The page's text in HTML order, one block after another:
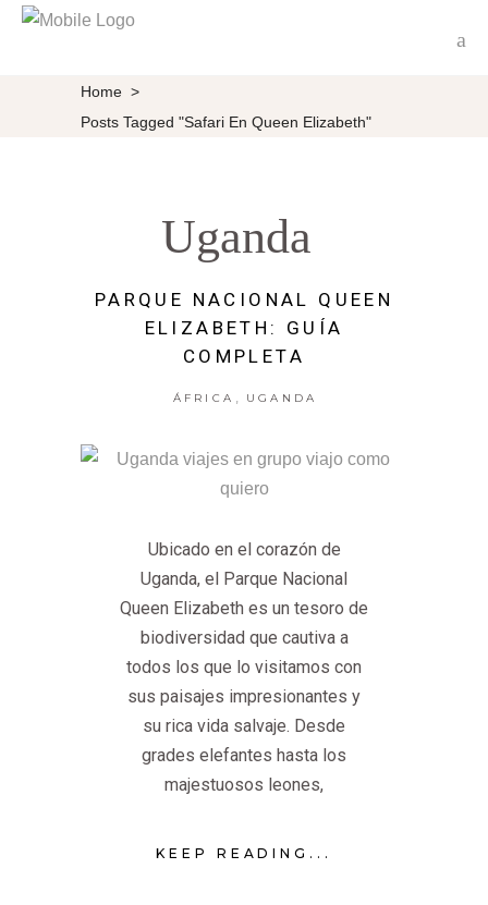
Home >
Posts Tagged "Safari En Queen Elizabeth"
Uganda
PARQUE NACIONAL QUEEN
ELIZABETH: GUÍA
COMPLETA
ÁFRICA UGANDA
Ubicado en el corazón de
Uganda, el Parque Nacional
Queen Elizabeth es un tesoro de
biodiversidad que cautiva a
todos los que lo visitamos con
sus paisajes impresionantes y
su rica vida salvaje. Desde
grades elefantes hasta los
majestuosos leones,
KEEP READING...